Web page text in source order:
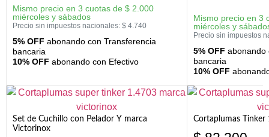
Mismo precio en 3 cuotas de $ 2.000
miércoles y sábados
Precio sin impuestos nacionales: $ 4.740
5% OFF abonando con Transferencia
bancaria
10% OFF abonando con Efectivo
Mismo precio en 3
miércoles y
Precio sin impuestos
5% OFF abonando
bancaria
10% OFF
Set de Cuchillo con Pelador Y marca
Victorinox
Cortaplumas